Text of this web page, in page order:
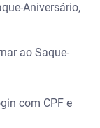
Aniversário,
ao Saque-
com CPF e